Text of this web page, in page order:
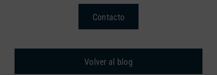
Contacto
Volver al blog